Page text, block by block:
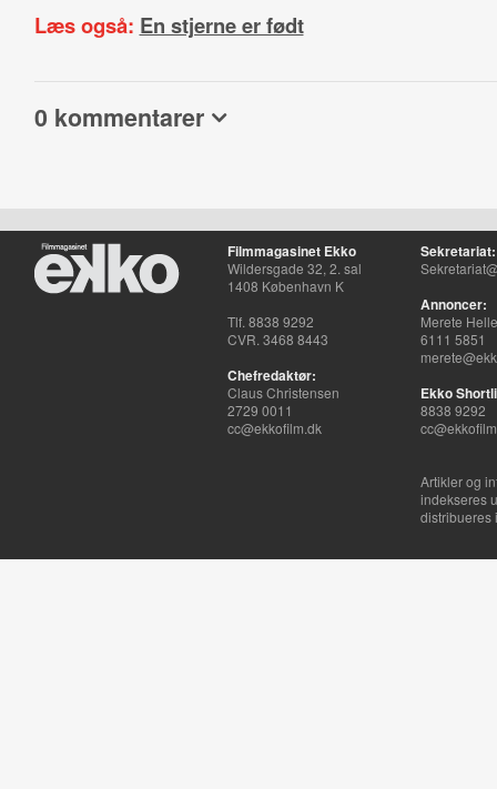
Læs også: En stjerne er født
0 kommentarer
Filmmagasinet Ekko
Wildersgade 32, 2. sal
1408 København K
Tlf. 8838 9292
CVR. 3468 8443
Chefredaktør:
Claus Christensen
2729 0011
cc@ekkofilm.dk
Sekretariat:
Annoncer:
Merete
6111 5851
Ekko
8838 9292
Artikler og
indekseres
distribueres